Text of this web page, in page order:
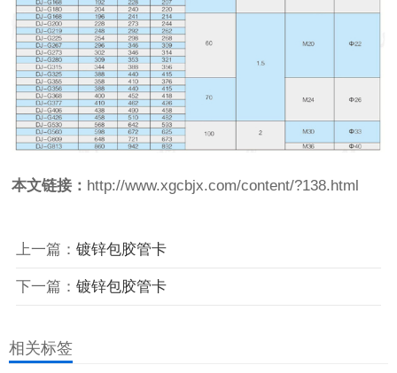
本文链接： http://www.xgcbjx.com/content/?138.html
上一篇： 镀锌包胶管卡
下一篇： 镀锌包胶管卡
相关标签